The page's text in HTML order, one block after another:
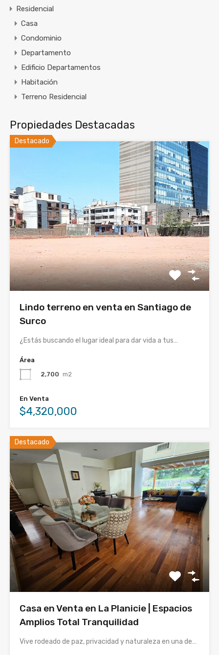
Residencial
Casa
Condominio
Departamento
Edificio Departamentos
Habitación
Terreno Residencial
Propiedades Destacadas
Destacado
Lindo terreno en venta en Santiago de
Surco
¿Estás buscando el lugar ideal para dar vida a tus…
Área
2,700 m2
En Venta
$4,320,000
Destacado
Casa en Venta en La Planicie | Espacios
Amplios Total Tranquilidad
Vive rodeado de paz, privacidad y naturaleza en una de…